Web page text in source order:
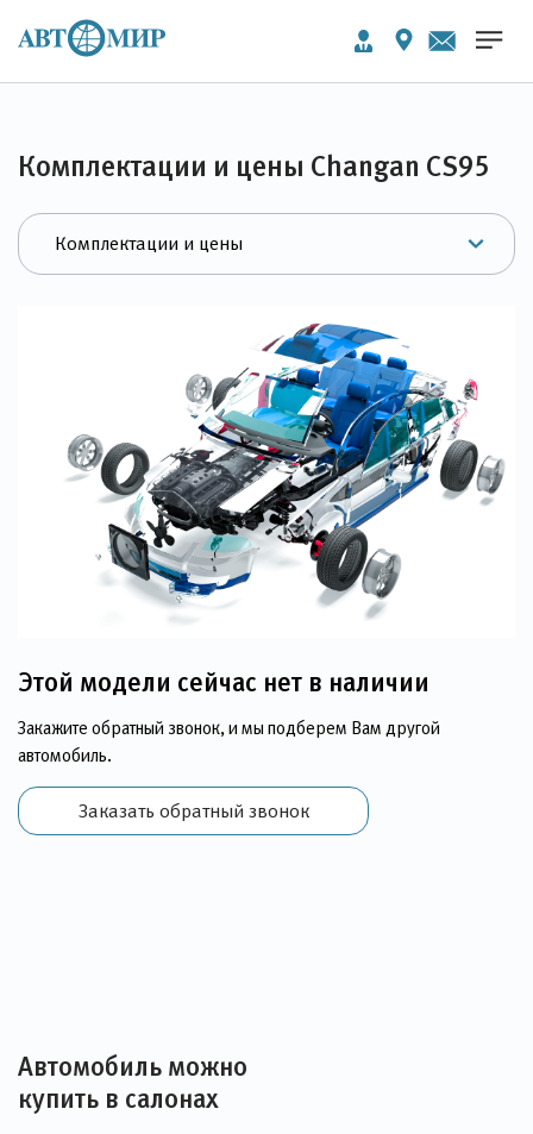
Комплектации и цены Changan CS95
Этой модели сейчас нет в наличии
Закажите обратный звонок, и мы подберем Вам другой
автомобиль.
Заказать обратный звонок
Автомобиль можно
купить в салонах